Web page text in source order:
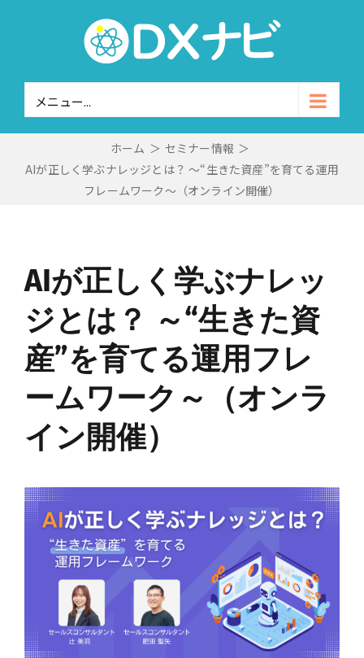
メニュー...
ホーム ＞ セミナー情報 ＞
AIが正しく学ぶナレッジとは？ ～“生きた資産”を育てる運用
フレームワーク～（オンライン開催）
AIが正しく学ぶナレッ
ジとは？ ～“生きた資
産”を育てる運用フレ
ームワーク～（オンラ
イン開催）